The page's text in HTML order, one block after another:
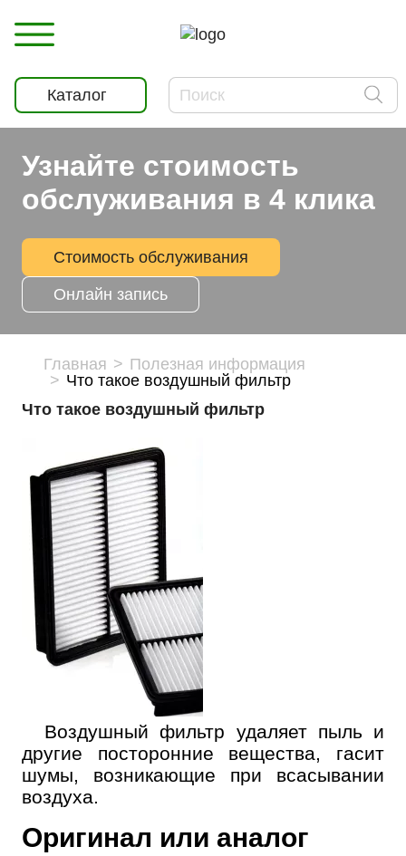
Каталог
Узнайте стоимость
обслуживания в 4 клика
Стоимость обслуживания
Онлайн запись
Главная
Полезная информация
Что такое воздушный фильтр
Что такое воздушный фильтр
Воздушный фильтр удаляет пыль и
другие посторонние вещества, гасит
шумы, возникающие при всасывании
воздуха.
Оригинал или аналог